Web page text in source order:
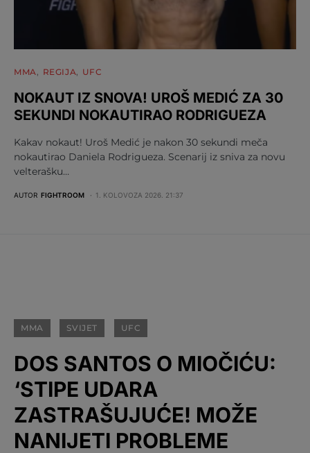
MMA REGIJA UFC
NOKAUT IZ SNOVA! UROŠ MEDIĆ ZA 30
SEKUNDI NOKAUTIRAO RODRIGUEZA
Kakav nokaut! Uroš Medić je nakon 30 sekundi meča
nokautirao Daniela Rodrigueza. Scenarij iz sniva za novu
velterašku…
AUTOR FIGHTROOM 1. KOLOVOZA 2026. 21:37
MMA SVIJET UFC
DOS SANTOS O MIOČIĆU:
‘STIPE UDARA
ZASTRAŠUJUĆE! MOŽE
NANIJETI PROBLEME